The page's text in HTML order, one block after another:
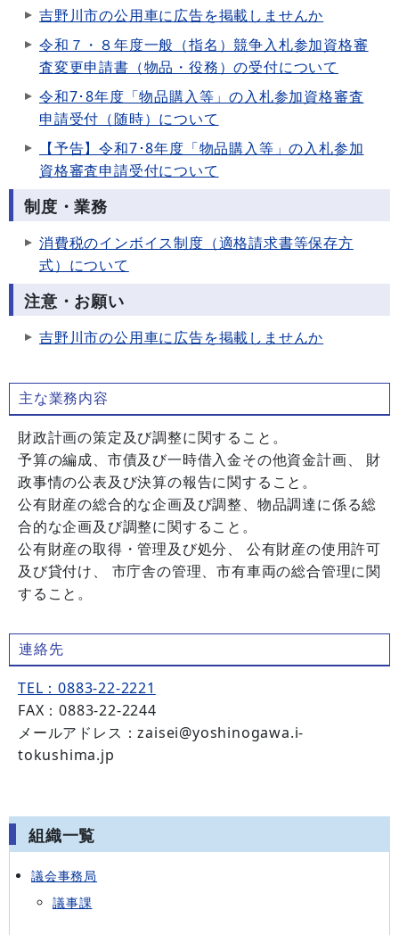
吉野川市の公用車に広告を掲載しませんか
令和７・８年度一般（指名）競争入札参加資格審
査変更申請書（物品・役務）の受付について
令和7･8年度「物品購入等」の入札参加資格審査
申請受付（随時）について
【予告】令和7･8年度「物品購入等」の入札参加
資格審査申請受付について
制度・業務
消費税のインボイス制度（適格請求書等保存方
式）について
注意・お願い
吉野川市の公用車に広告を掲載しませんか
主な業務内容
財政計画の策定及び調整に関すること。
予算の編成、市債及び一時借入金その他資金計画、 財
政事情の公表及び決算の報告に関すること。
公有財産の総合的な企画及び調整、物品調達に係る総
合的な企画及び調整に関すること。
公有財産の取得・管理及び処分、 公有財産の使用許可
及び貸付け、 市庁舎の管理、市有車両の総合管理に関
すること。
連絡先
TEL：0883-22-2221
FAX：0883-22-2244
メールアドレス：zaisei@yoshinogawa.i-
tokushima.jp
組織一覧
議会事務局
議事課